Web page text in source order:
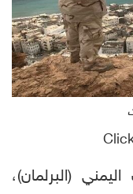
(البرلمان)،